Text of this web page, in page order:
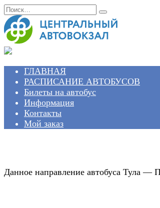
Перейти
к
содержанию
Search
for:
ГЛАВНАЯ
РАСПИСАНИЕ АВТОБУСОВ
Билеты на автобус
Информация
Контакты
Мой заказ
Данное направление автобуса Тула —